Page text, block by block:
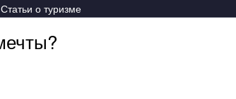
Статьи о туризме